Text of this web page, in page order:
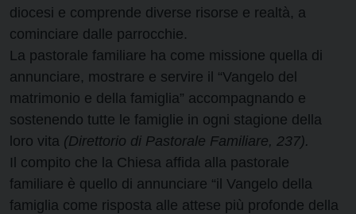
diocesi e comprende diverse risorse e realtà, a
cominciare dalle parrocchie.
La pastorale familiare ha come missione quella di
annunciare, mostrare e servire il “Vangelo del
matrimonio e della famiglia” accompagnando e
sostenendo tutte le famiglie in ogni stagione della
loro vita (Direttorio di Pastorale Familiare, 237).
Il compito che la Chiesa affida alla pastorale
familiare è quello di annunciare “il Vangelo della
famiglia come risposta alle attese più profonde della